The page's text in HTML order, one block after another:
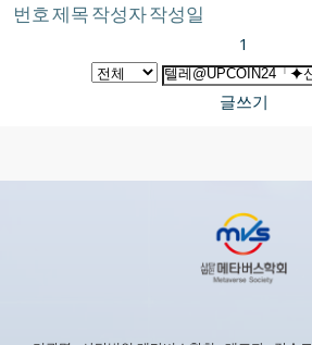
번호제목작성자작성일
1
글쓰기